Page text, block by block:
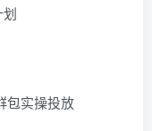
包实操投放